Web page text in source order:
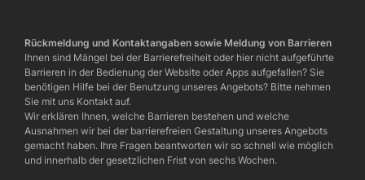
Rückmeldung und Kontaktangaben sowie Meldung von Barrieren
Ihnen sind Mängel bei der Barrierefreiheit oder hier nicht aufgeführte
Barrieren in der Bedienung der Website oder Apps aufgefallen? Sie
benötigen Hilfe bei der Benutzung unseres Angebots? Bitte nehmen
Sie mit uns Kontakt auf.
Wir erklären Ihnen, welche Barrieren bestehen und welche
Ausnahmen wir bei der barrierefreien Gestaltung unseres Angebots
gemacht haben. Ihre Fragen beantworten wir so schnell wie möglich
und innerhalb der gesetzlichen Frist von sechs Wochen.